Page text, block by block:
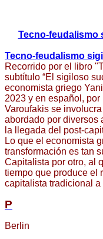
Tecno-feudalismo
Tecno-feudalismo
Recorrido por el libro
subtítulo “El sigiloso
economista griego
2023 y en español,
Varoufakis se
abordado por diversos
la llegada del post-
Lo que el economista
transformación es tan
Capitalista por otro, al
tiempo que produce el
capitalista tradicional
P
Berlin